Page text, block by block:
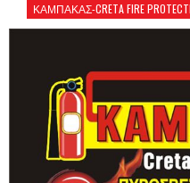
ΚΑΜΠΑΚΑΣ-CRETA FIRE